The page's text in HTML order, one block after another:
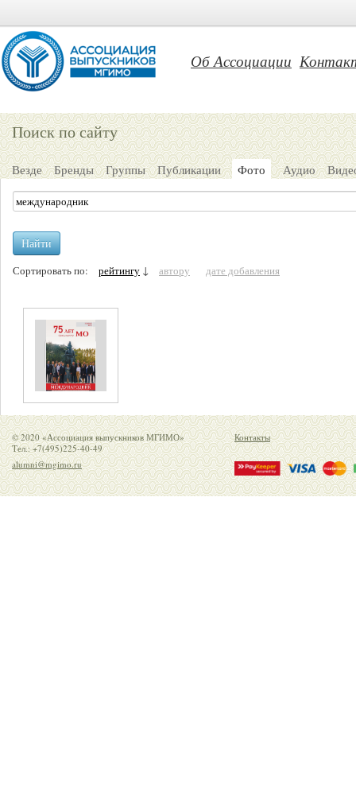
Об Ассоциации
Поиск по сайту
Везде Бренды Группы Публикации Фото Аудио
Найти
Сортировать по: рейтингу ↓ автору дате добавления
© 2020 «Ассоциация выпускников МГИМО»
Тел.: +7(495)225-40-49
alumni@mgimo.ru
Контакты